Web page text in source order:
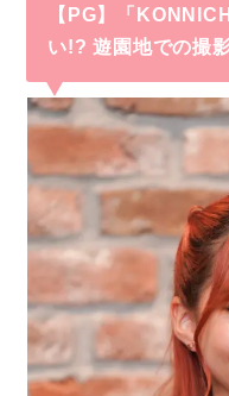
【PG】「
い!? 遊園地での撮